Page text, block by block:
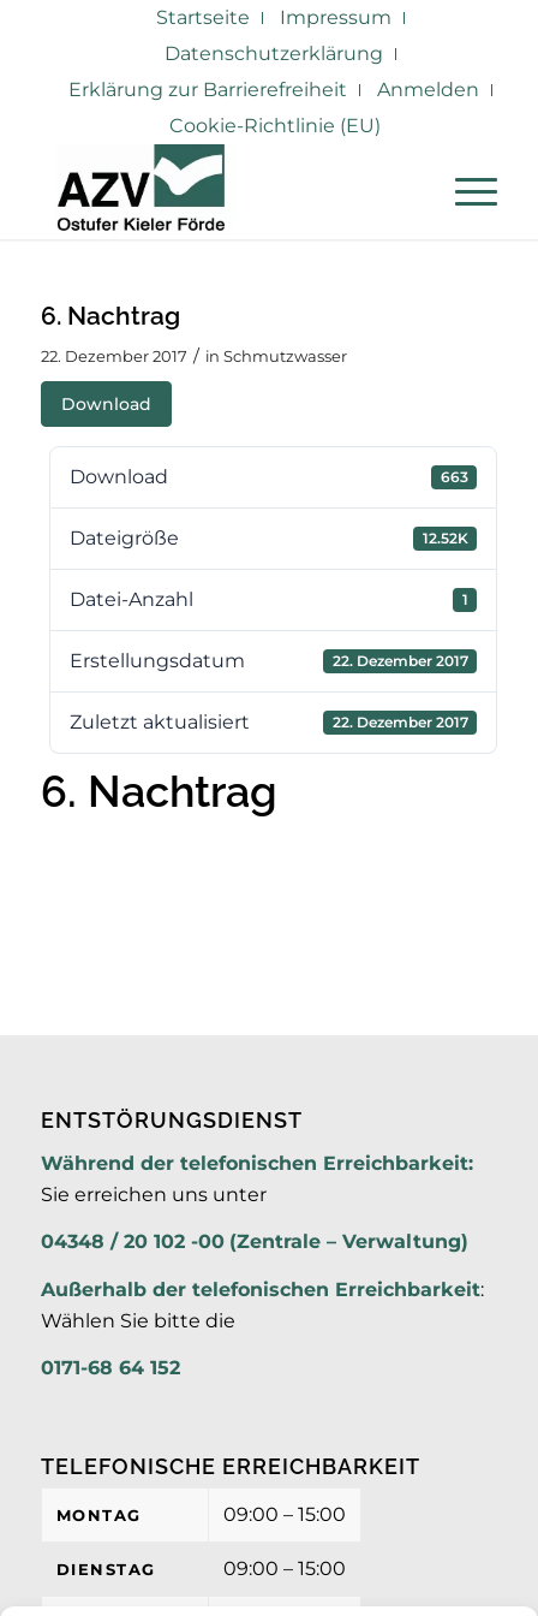
Startseite
Impressum
Datenschutzerklärung
Erklärung zur Barrierefreiheit
Anmelden
Cookie-Richtlinie (EU)
6. Nachtrag
22. Dezember 2017 / in Schmutzwasser
Download
Download 663
Dateigröße 12.52K
Datei-Anzahl 1
Erstellungsdatum 22. Dezember 2017
Zuletzt aktualisiert 22. Dezember 2017
6. Nachtrag
ENTSTÖRUNGSDIENST
Während der telefonischen Erreichbarkeit:
Sie erreichen uns unter
04348 / 20 102 -00 (Zentrale – Verwaltung)
Außerhalb der telefonischen Erreichbarkeit:
Wählen Sie bitte die
0171-68 64 152
TELEFONISCHE ERREICHBARKEIT
MONTAG 09:00 – 15:00
DIENSTAG 09:00 – 15:00